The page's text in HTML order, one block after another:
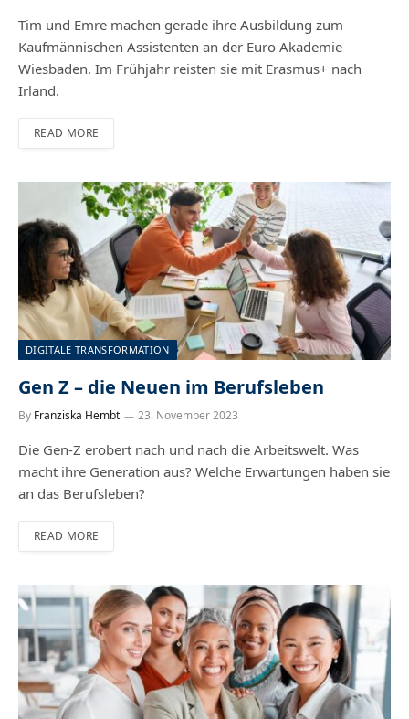
Tim und Emre machen gerade ihre Ausbildung zum
Kaufmännischen Assistenten an der Euro Akademie
Wiesbaden. Im Frühjahr reisten sie mit Erasmus+ nach
Irland.
READ MORE
DIGITALE TRANSFORMATION
Gen Z – die Neuen im Berufsleben
By Franziska Hembt 23. November 2023
Die Gen-Z erobert nach und nach die Arbeitswelt. Was
macht ihre Generation aus? Welche Erwartungen haben sie
an das Berufsleben?
READ MORE